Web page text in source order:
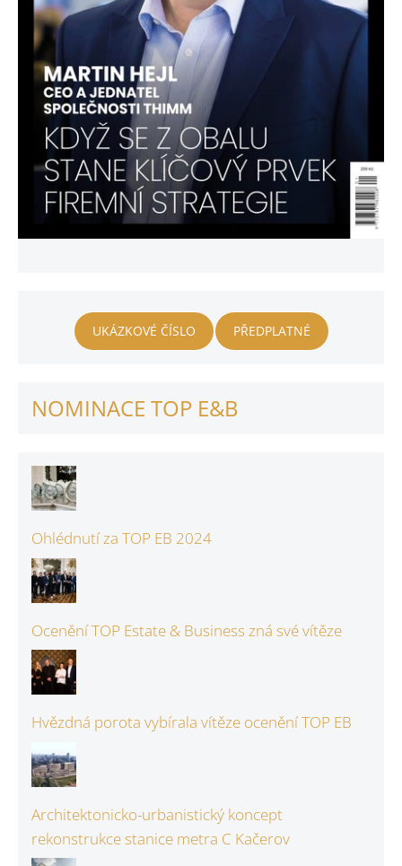
UKÁZKOVÉ ČÍSLO PŘEDPLATNÉ
NOMINACE TOP E&B
Ohlédnutí za TOP EB 2024
Ocenění TOP Estate & Business zná své vítěze
Hvězdná porota vybírala vítěze ocenění TOP EB
Architektonicko-urbanistický koncept
rekonstrukce stanice metra C Kačerov